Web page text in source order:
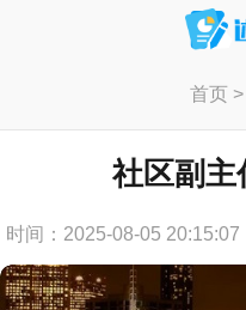
首页>
社区副主
时间：2025-08-05 20:15:07